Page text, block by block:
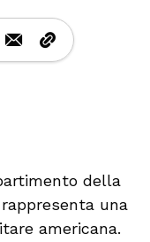
della
una
americana.